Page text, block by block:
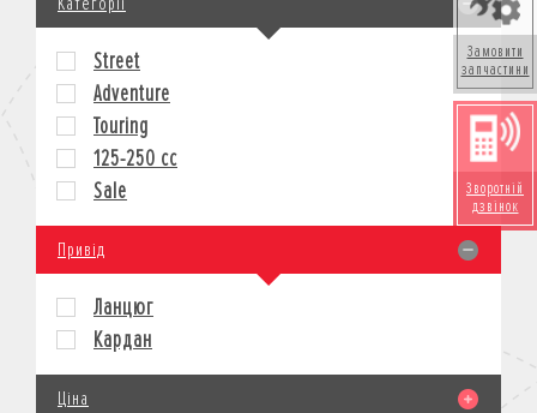
СТРАХУВАННЯ
КОРПОРАТИВНИМ КЛІЄНТАМ
МОТОЦИКЛИ
КРЕДИТ
СТРАХУВАННЯ
КОРПОРАТИВНИМ КЛІЄНТАМ
Замовити
запчастини
Зворотній
дзвінок
Street
Adventure
Touring
125-250 cc
Sale
Привід
Ланцюг
Кардан
Ціна